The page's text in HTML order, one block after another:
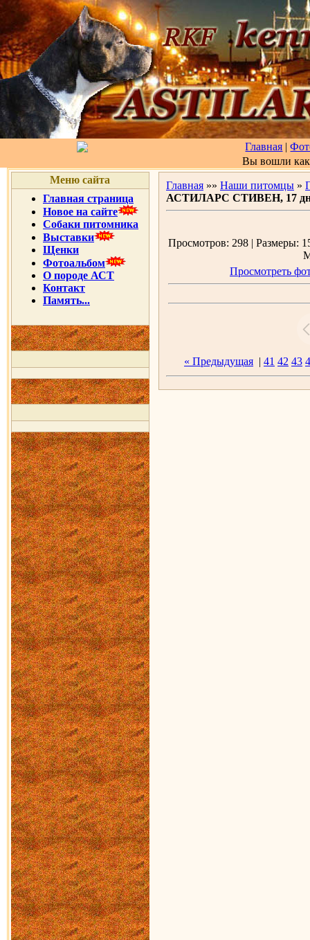
Главная |
Вы вошли
Меню сайта
Главная страница
Новое на сайте
Собаки питомника
Выставки
Щенки
Фотоальбом
О породе АСТ
Контакт
Память...
Главная »» Наши питомцы »
АСТИЛАРС СТИВЕН, 17
Просмотров: 298 | Размеры:
Просмотреть
« Предыдущая | 41 42 43